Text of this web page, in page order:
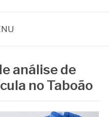
análise de
no Taboão